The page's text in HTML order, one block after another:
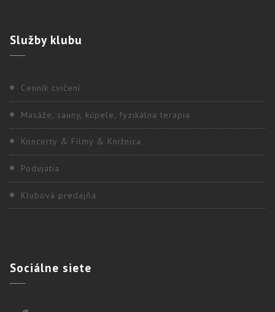
Službyklubu
Cenník cvičení
Masáže, sauny, kúpele, fyzikálna terapia
Koncerty & Filmy & Knižnica
Podujatia
Klubová predajňa
Sociálne siete